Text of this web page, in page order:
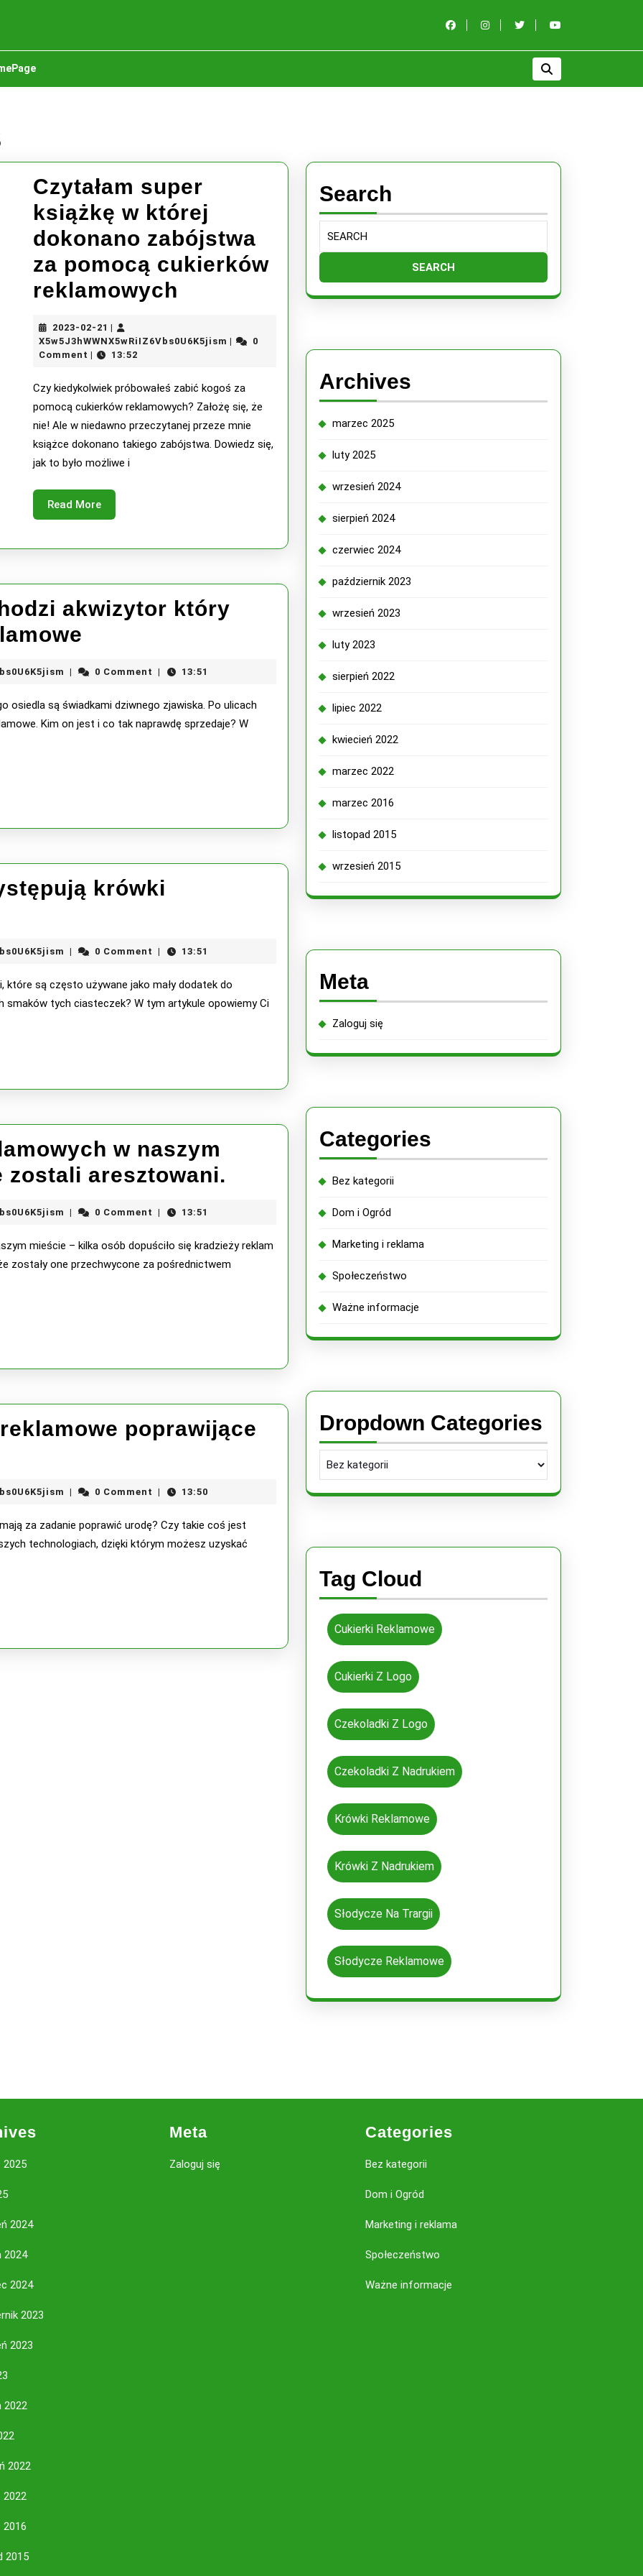
Czytałam super
książkę w której
dokonano zabójstwa
za pomocą cukierków
reklamowych
książkę
której
dokonano
zabójstwa
reklamowych
2023-02-21 2023-
02-
21
X5w5J3hWWNX5wRiIZ6Vbs0U6K5jism X5w5J3hWWNX5wRiIZ6Vbs0U6K5jism
0
Comment
13:52
Czy kiedykolwiek próbowałeś zabić kogoś za
pomocą cukierków reklamowych? Założę się, że
nie! Ale w niedawno przeczytanej przeze mnie
książce dokonano takiego zabójstwa. Dowiedz się,
jak to było możliwe i
Read MoreRead
More
akwizytor który
chodzi
akwizytor
X5w5J3hWWNX5wRiIZ6Vbs0U6K5jism
0 Comment 13:51
osiedla są świadkami dziwnego zjawiska. Po ulicach
Kim on jest i co tak naprawdę sprzedaje? W
krówki
X5w5J3hWWNX5wRiIZ6Vbs0U6K5jism
0 Comment 13:51
które są często używane jako mały dodatek do
smaków tych ciasteczek? W tym artykule opowiemy Ci
w naszym
zostali aresztowani. Złodzieje
reklamowych
w
szczeście
aresztowani.
X5w5J3hWWNX5wRiIZ6Vbs0U6K5jism
0 Comment 13:51
mieście – kilka osób dopuściło się kradzieży reklam
zostały one przechwycone za pośrednictwem
poprawijące
X5w5J3hWWNX5wRiIZ6Vbs0U6K5jism
0 Comment 13:50
za zadanie poprawić urodę? Czy takie coś jest
technologiach, dzięki którym możesz uzyskać
Search
for:
Archives
marzec 2025
luty 2025
wrzesień 2024
sierpień 2024
czerwiec 2024
październik 2023
wrzesień 2023
luty 2023
sierpień 2022
lipiec 2022
kwiecień 2022
marzec 2022
marzec 2016
listopad 2015
wrzesień 2015
Meta
Zaloguj się
Categories
Bez kategorii
Dom i Ogród
Marketing i reklama
Społeczeństwo
Ważne informacje
Dropdown Categories
Tag Cloud
Cukierki Reklamowe
Cukierki Z Logo
Czekoladki Z Logo
Czekoladki Z Nadrukiem
Krówki Reklamowe
Krówki Z Nadrukiem
Słodycze Na Trargii
Słodycze Reklamowe
2025
2024
2024
2024
2023
2023
2022
2022
2022
2015
Meta
Zaloguj się
Categories
Bez kategorii
Dom i Ogród
Marketing i reklama
Społeczeństwo
Ważne informacje